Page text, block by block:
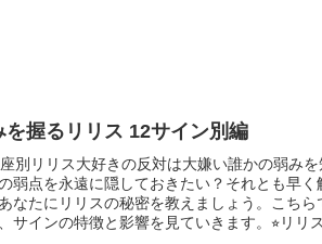
を握るリリス 12サイン別編
別リリス大好きの反対は大嫌い誰かの弱みを
弱点を永遠に隠しておきたい？それとも早く
なたにリリスの秘密を教えましょう。こちら
サインの特徴と影響を見ていきます。⭐︎リリス